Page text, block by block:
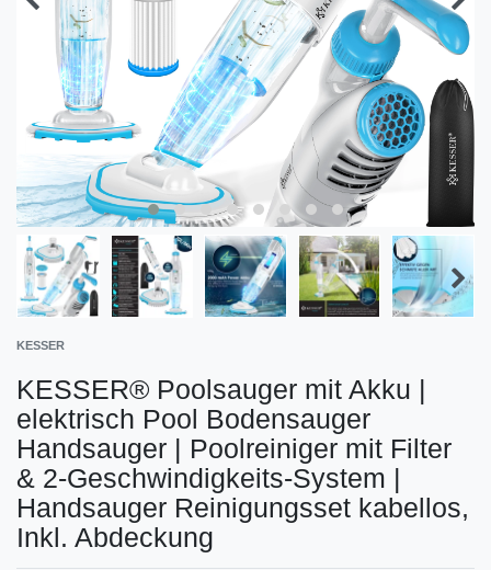
KESSER
KESSER® Poolsauger mit Akku |
elektrisch Pool Bodensauger
Handsauger | Poolreiniger mit Filter
& 2-Geschwindigkeits-System |
Handsauger Reinigungsset kabellos,
Inkl. Abdeckung